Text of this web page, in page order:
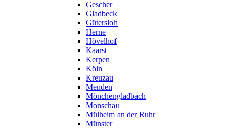
Gescher
Gladbeck
Gütersloh
Herne
Hövelhof
Kaarst
Kerpen
Köln
Kreuzau
Menden
Mönchengladbach
Monschau
Mülheim an der Ruhr
Münster